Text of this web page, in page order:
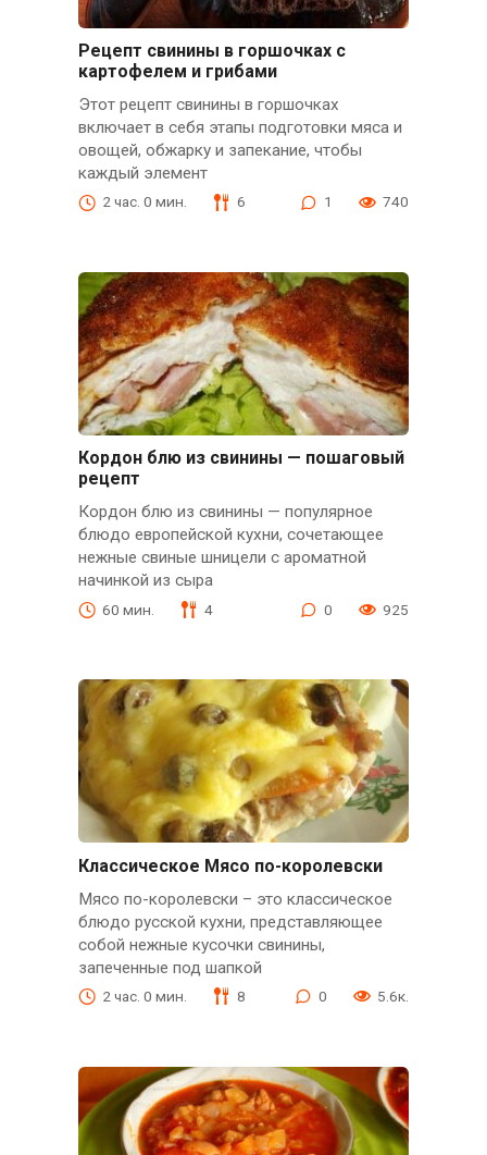
Рецепт свинины в горшочках с
картофелем и грибами
Этот рецепт свинины в горшочках
включает в себя этапы подготовки мяса и
овощей, обжарку и запекание, чтобы
каждый элемент
2 час. 0 мин. 6 1 740
Кордон блю из свинины — пошаговый
рецепт
Кордон блю из свинины — популярное
блюдо европейской кухни, сочетающее
нежные свиные шницели с ароматной
начинкой из сыра
60 мин. 4 0 925
Классическое Мясо по-королевски
Мясо по-королевски – это классическое
блюдо русской кухни, представляющее
собой нежные кусочки свинины,
запеченные под шапкой
2 час. 0 мин. 8 0 5.6к.